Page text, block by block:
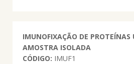
IMUNOFIXAÇÃO DE PROTEÍNAS
AMOSTRA ISOLADA
CÓDIGO: IMUF1